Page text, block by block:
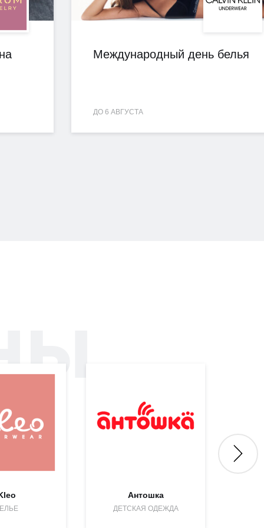
Международный день белья
ДО 6 АВГУСТА
Антошка
ДЕТСКАЯ ОДЕЖДА